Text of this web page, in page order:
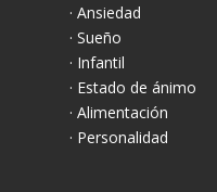
· Ansiedad
· Sueño
· Infantil
· Estado de ánimo
· Alimentación
· Personalidad